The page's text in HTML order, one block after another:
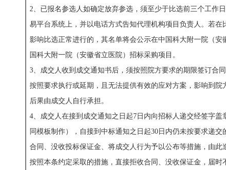
2、已报名参选人如确定放弃参选，须至少于比选前三个工作
易平台系统上，并以电话方式告知代理机构项目负责人。若
影响比选正常进行的，其名单将会公示在中国科大附一院（安
国科大附一院（安徽省立医院）招标采购项目。
3、成交人收到成交通知书后，须按照院方要求的期限签订合
按照要求执行或延期，且无法提供有效的应对方案，影响到
后果由成交人自行承担。
4、成交人在接到成交通知之日起7 日内向招标人递交经签字
同模板制作），自接到中标通知之日起30 日内仍未按要求递
合同、没收投标保证金、将成交人行为予以公布等措施，由
按照本条约定采取的措施，直接拒收合同、没收保证金，届时